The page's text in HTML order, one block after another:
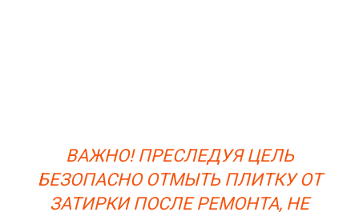
ВАЖНО! ПРЕСЛЕДУЯ ЦЕЛЬ
БЕЗОПАСНО ОТМЫТЬ ПЛИТКУ ОТ
ЗАТИРКИ ПОСЛЕ РЕМОНТА, НЕ